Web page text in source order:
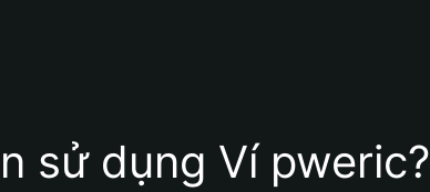
sử dụng Ví pweric?